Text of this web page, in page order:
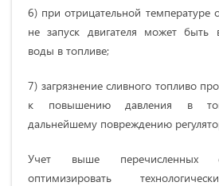
6) при отрицательной температуре
не запуск двигателя может быть
воды в топливе;
7) загрязнение сливного топливо
к повышению давления в
дальнейшему повреждению
Учет выше перечисленных
оптимизировать